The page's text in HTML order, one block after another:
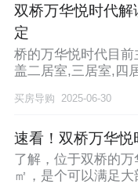
双桥万华悦时代解读 主推83.98~128.79㎡售
定
桥的万华悦时代目前
盖二居室,三居室,四
买房导购 2025-06-30
速看！双桥万华
了解，位于双桥的
㎡，是个可以满足